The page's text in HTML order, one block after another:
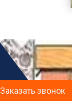
Заказать звонок